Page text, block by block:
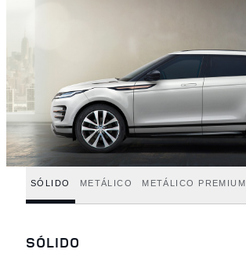
SÓLIDO METÁLICO METÁLICO PREMIUM
SÓLIDO